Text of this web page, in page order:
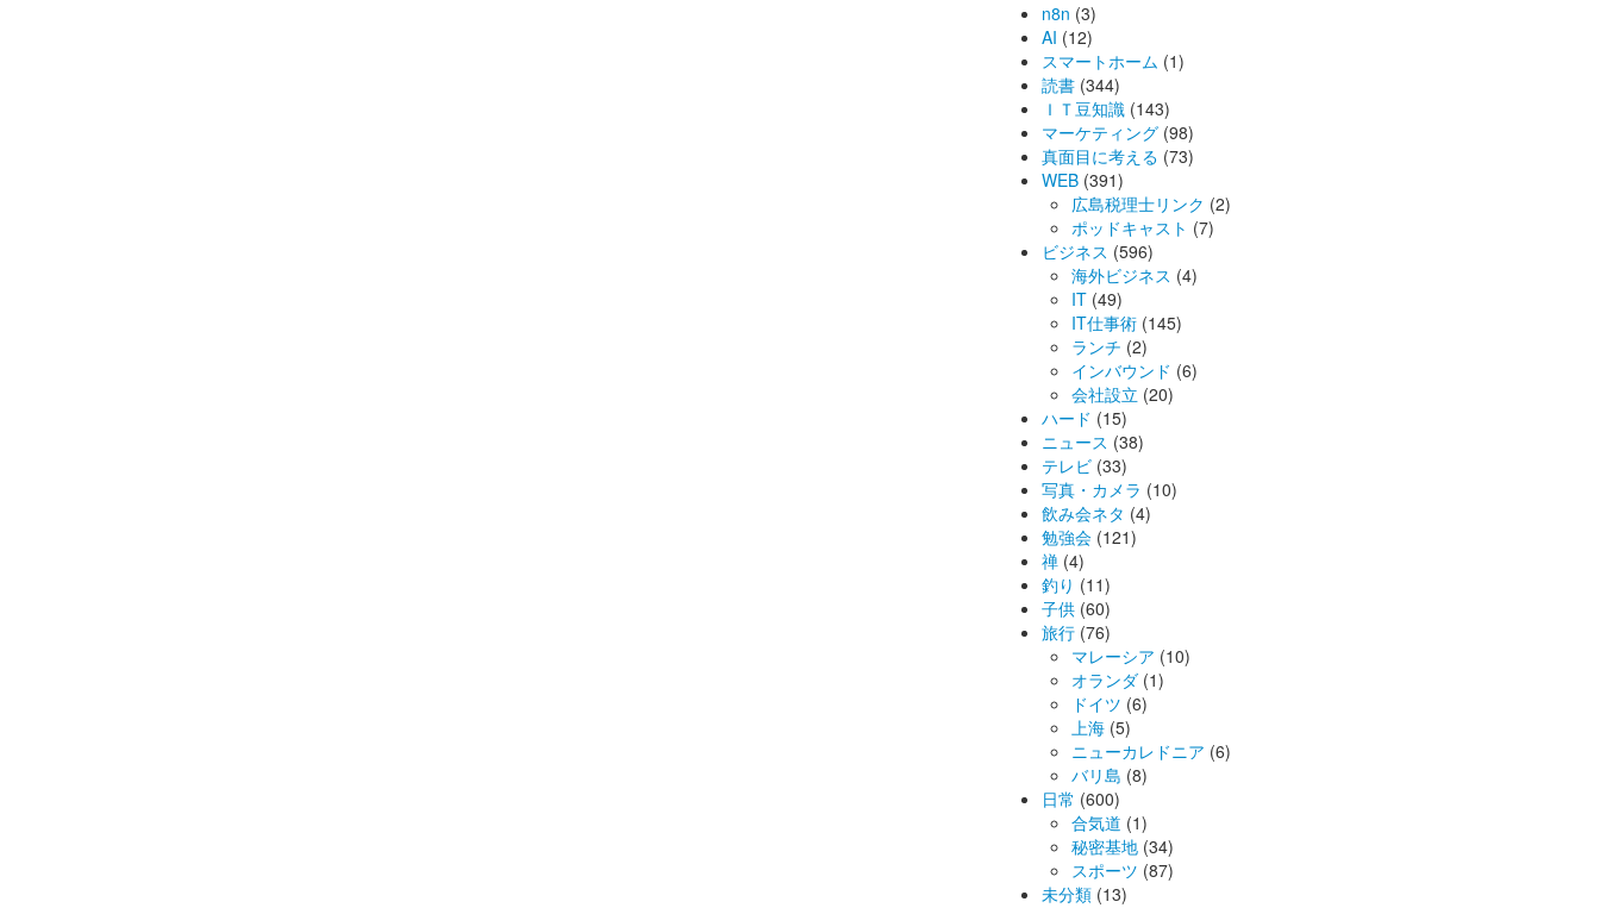
n8n (3)
AI (12)
スマートホーム (1)
読書 (344)
ＩＴ豆知識 (143)
マーケティング (98)
真面目に考える (73)
WEB (391)
広島税理士リンク (2)
ポッドキャスト (7)
ビジネス (596)
海外ビジネス (4)
IT (49)
IT仕事術 (145)
ランチ (2)
インバウンド (6)
会社設立 (20)
ハード (15)
ニュース (38)
テレビ (33)
写真・カメラ (10)
飲み会ネタ (4)
勉強会 (121)
禅 (4)
釣り (11)
子供 (60)
旅行 (76)
マレーシア (10)
オランダ (1)
ドイツ (6)
上海 (5)
ニューカレドニア (6)
バリ島 (8)
日常 (600)
合気道 (1)
秘密基地 (34)
スポーツ (87)
未分類 (13)